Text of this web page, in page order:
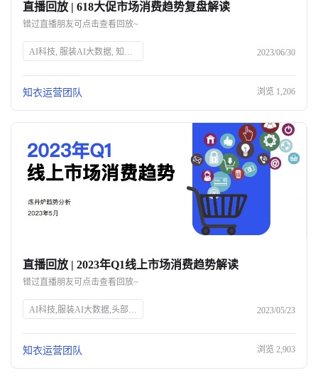
直播回放 | 618大促市场消费趋势复盘解读
错过直播朋友可点击查看回放~
AI科技, 服装AI大数据, 知衣科技, 头部企业, 人工智能, 服装行业, 数据分析, 技术创新, 智能解决方案, 时尚技术 2023/06/30
知衣运营团队 浏览 1,206
直播回放 | 2023年Q1线上市场消费趋势解读
错过直播朋友可点击查看回放~
AI科技,服装AI大数据,头部企业,知衣科技,官网SEO 2023/05/23
知衣运营团队 浏览 2,903